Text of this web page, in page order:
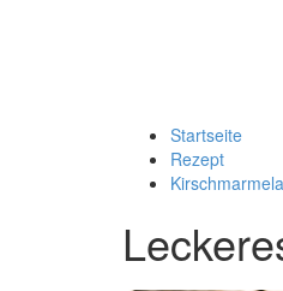
Startseite
Rezept